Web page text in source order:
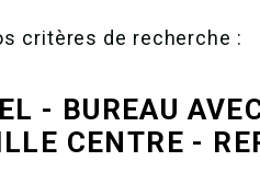
critères de recherche :
- BUREAU
CENTRE -